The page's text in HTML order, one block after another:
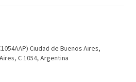
Ciudad de Buenos Aires,
C 1054, Argentina